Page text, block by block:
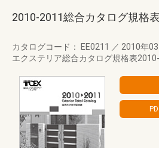
2010-2011総合カタログ規格表
カタログコード： EE0211 ／ 2010年03
エクステリア総合カタログ規格表